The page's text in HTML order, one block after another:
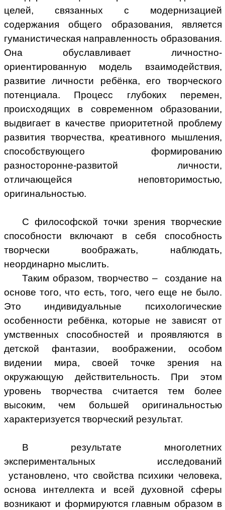
целей, связанных с модернизацией
содержания общего образования, является
гуманистическая направленность образования.
Она обуславливает личностно-
ориентированную модель взаимодействия,
развитие личности ребёнка, его творческого
потенциала. Процесс глубоких перемен,
происходящих в современном образовании,
выдвигает в качестве приоритетной проблему
развития творчества, креативного мышления,
способствующего формированию
разносторонне-развитой личности,
отличающейся неповторимостью,
оригинальностью.
С философской точки зрения творческие
способности включают в себя способность
творчески воображать, наблюдать,
неординарно мыслить.
Таким образом, творчество – создание на
основе того, что есть, того, чего еще не было.
Это индивидуальные психологические
особенности ребёнка, которые не зависят от
умственных способностей и проявляются в
детской фантазии, воображении, особом
видении мира, своей точке зрения на
окружающую действительность. При этом
уровень творчества считается тем более
высоким, чем большей оригинальностью
характеризуется творческий результат.
В результате многолетних
экспериментальных исследований
установлено, что свойства психики человека,
основа интеллекта и всей духовной сферы
возникают и формируются главным образом в